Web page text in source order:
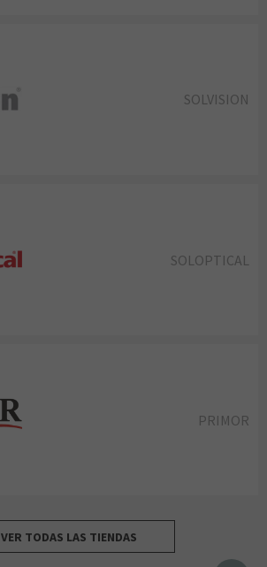
SOLVISION
SOLOPTICAL
PRIMOR
VER TODAS LAS TIENDAS